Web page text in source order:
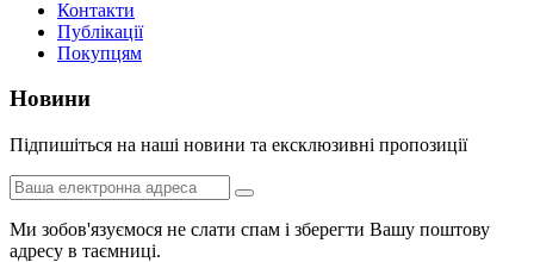
Контакти
Публікації
Покупцям
Новини
Пiдпишiться на нашi новини та ексклюзивні пропозиції
Ми зобов'язуємося не слати спам і зберегти Вашу поштову
адресу в таємниці.